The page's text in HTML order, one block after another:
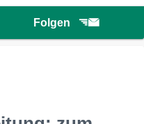
Folgen